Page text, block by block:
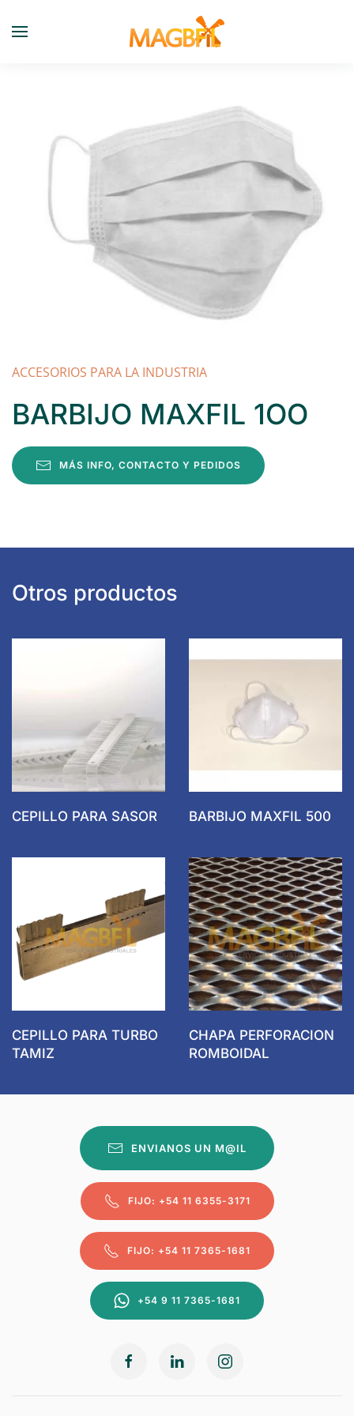
Skip to main content
ACCESORIOS PARA LA INDUSTRIA
BARBIJO MAXFIL 1OO
MÁS INFO, CONTACTO Y PEDIDOS
Otros productos
CEPILLO PARA SASOR BARBIJO MAXFIL 500
CEPILLO PARA TURBO
TAMIZ
CHAPA PERFORACION
ROMBOIDAL
ENVIANOS UN M@IL
FIJO: +54 11 6355-3171
FIJO: +54 11 7365-1681
+54 9 11 7365-1681